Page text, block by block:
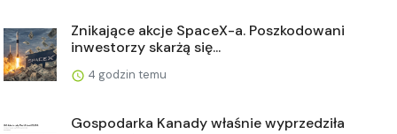
Znikające akcje SpaceX-a. Poszkodowani
inwestorzy skarżą się...
4 godzin temu
Gospodarka Kanady właśnie wyprzedziła